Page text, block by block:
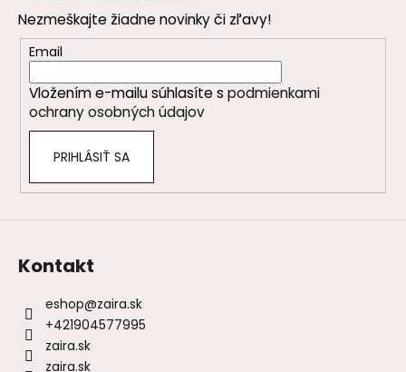
Nezmeškajte žiadne novinky či zľavy!
Email
Vložením e-mailu súhlasíte s podmienkami
ochrany osobných údajov
PRIHLÁSIŤ SA
Kontakt
eshop@zaira.sk
+421904577995
zaira.sk
zaira.sk